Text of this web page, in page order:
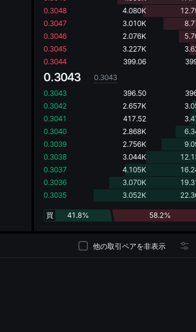
他の取引ペアを非表示
0.3048
4.080K
0.3047
3.010K
0.3046
2.076K
0.3045
3.227K
0.3044
399.06
0.3043
0.3043
0.3043
396.50
0.3042
2.657K
0.3041
417.52
0.3040
2.868K
0.3039
2.756K
0.3038
3.044K
0.3037
4.105K
0.3036
3.070K
0.3035
3.052K
41.8%
買 58.2%